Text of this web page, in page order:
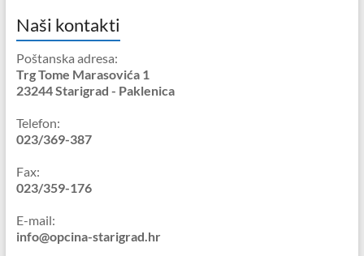
Naši kontakti
Poštanska adresa:
Trg Tome Marasovića 1
23244 Starigrad - Paklenica
Telefon:
023/369-387
Fax:
023/359-176
E-mail:
info@opcina-starigrad.hr